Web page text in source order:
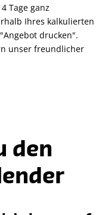
Tage ganz
Ihres kalkulierten
drucken".
unser freundlicher
den